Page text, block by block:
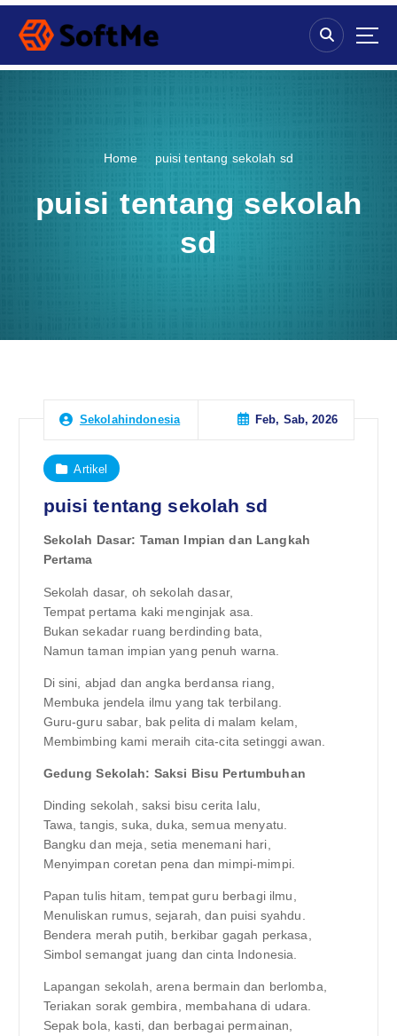
S
p
Home puisi tentang sekolah sd
puisi tentang sekolah
sd
Sekolahindonesia Feb, Sab, 2026
Artikel
puisi tentang sekolah sd
Sekolah Dasar: Taman Impian dan Langkah
Pertama
Sekolah dasar, oh sekolah dasar,
Tempat pertama kaki menginjak asa.
Bukan sekadar ruang berdinding bata,
Namun taman impian yang penuh warna.
Di sini, abjad dan angka berdansa riang,
Membuka jendela ilmu yang tak terbilang.
Guru-guru sabar, bak pelita di malam kelam,
Membimbing kami meraih cita-cita setinggi awan.
Gedung Sekolah: Saksi Bisu Pertumbuhan
Dinding sekolah, saksi bisu cerita lalu,
Tawa, tangis, suka, duka, semua menyatu.
Bangku dan meja, setia menemani hari,
Menyimpan coretan pena dan mimpi-mimpi.
Papan tulis hitam, tempat guru berbagi ilmu,
Menuliskan rumus, sejarah, dan puisi syahdu.
Bendera merah putih, berkibar gagah perkasa,
Simbol semangat juang dan cinta Indonesia.
Lapangan sekolah, arena bermain dan berlomba,
Teriakan sorak gembira, membahana di udara.
Sepak bola, kasti, dan berbagai permainan,